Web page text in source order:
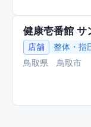
健康壱番館 サ
店舗
整体・指
鳥取県 鳥取市